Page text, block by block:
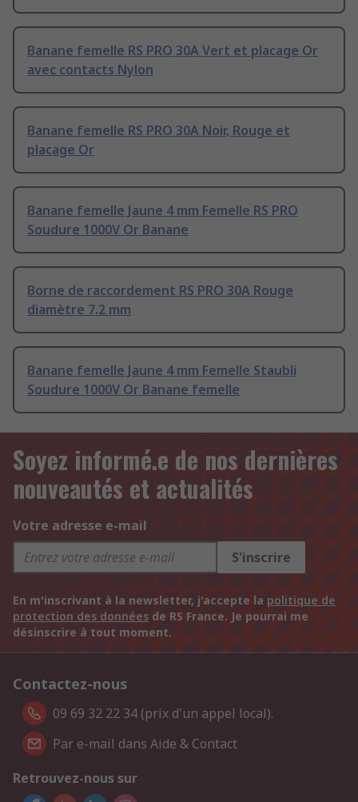
Banane femelle RS PRO 30A Vert et placage Or
avec contacts Nylon
Banane femelle RS PRO 30A Noir, Rouge et
placage Or
Banane femelle Jaune 4 mm Femelle RS PRO
Soudure 1000V Or Banane
Borne de raccordement RS PRO 30A Rouge
diamètre 7.2 mm
Banane femelle Jaune 4 mm Femelle Staubli
Soudure 1000V Or Banane femelle
Soyez informé.e de nos dernières
nouveautés et actualités
Votre adresse e-mail
S'inscrire
En m'inscrivant à la newsletter, j'accepte la politique de
protection des données de RS France. Je pourrai me
désinscrire à tout moment.
Contactez-nous
09 69 32 22 34 (prix d'un appel local).
Par e-mail dans Aide & Contact
Retrouvez-nous sur